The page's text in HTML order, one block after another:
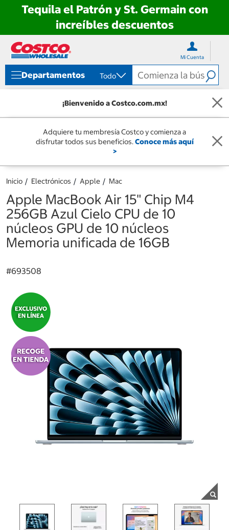
Tequila el Patrón y St. Germain con
increíbles descuentos
directo
contenido
directo
menú
navegación
Mi Cuenta
Departamentos Todo
¡Bienvenido a Costco.com.mx!
Adquiere tu membresía Costco y comienza a
disfrutar todos sus beneficios.Conoce más aquí
>
Inicio Electrónicos Apple Mac
Apple MacBook Air 15" Chip M4
256GB Azul Cielo CPU de 10
núcleos GPU de 10 núcleos
Memoria unificada de 16GB
#693508